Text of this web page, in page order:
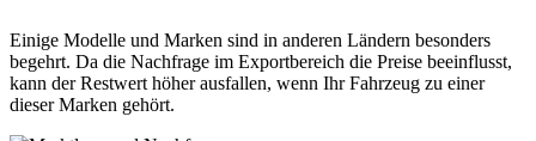
Einige Modelle und Marken sind in anderen Ländern besonders
begehrt. Da die Nachfrage im Exportbereich die Preise beeinflusst,
kann der Restwert höher ausfallen, wenn Ihr Fahrzeug zu einer
dieser Marken gehört.